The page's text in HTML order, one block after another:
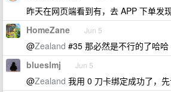
昨天在网页端看到有，去 APP 下单发
HomeZane Jun 5
@Zealand #35 那必然是不行的了哈哈
blueslmj Jun 5
@Zealand 我用 0 刀卡绑定成功了，